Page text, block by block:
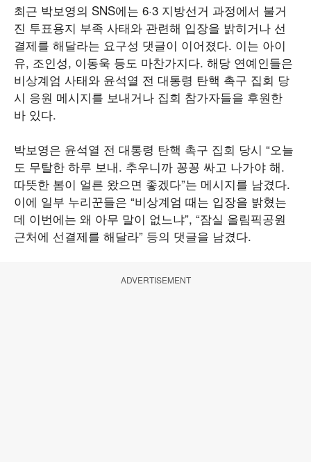
최근 박보영의 SNS에는 6·3 지방선거 과정에서 불거
진 투표용지 부족 사태와 관련해 입장을 밝히거나 선
결제를 해달라는 요구성 댓글이 이어졌다. 이는 아이
유, 조인성, 이동욱 등도 마찬가지다. 해당 연예인들은
비상계엄 사태와 윤석열 전 대통령 탄핵 촉구 집회 당
시 응원 메시지를 보내거나 집회 참가자들을 후원한
바 있다.
박보영은 윤석열 전 대통령 탄핵 촉구 집회 당시 “오늘
도 무탈한 하루 보내. 추우니까 꽁꽁 싸고 나가야 해.
따뜻한 봄이 얼른 왔으면 좋겠다”는 메시지를 남겼다.
이에 일부 누리꾼들은 “비상계엄 때는 입장을 밝혔는
데 이번에는 왜 아무 말이 없느냐”, “잠실 올림픽공원
근처에 선결제를 해달라” 등의 댓글을 남겼다.
ADVERTISEMENT